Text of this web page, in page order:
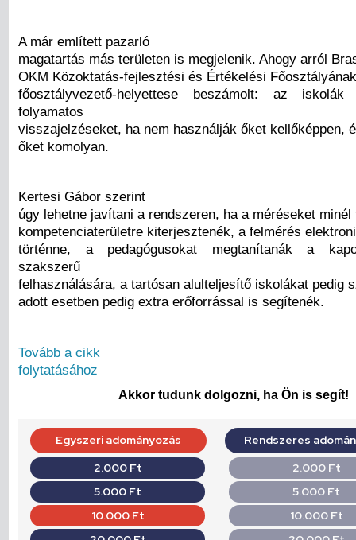
A már említett pazarló
magatartás más területen is megjelenik. Ahogy arról
OKM Közoktatás-fejlesztési és Értékelési Főosztályának
főosztályvezető-helyettese beszámolt: az
folyamatos
visszajelzéseket, ha nem használják őket kellőképpen,
őket komolyan.
Kertesi Gábor szerint
úgy lehetne javítani a rendszeren, ha a méréseket minél
kompetenciaterületre kiterjesztenék, a felmérés
történne, a pedagógusokat megtanítanák a
szakszerű
felhasználására, a tartósan alulteljesítő iskolákat pedig
adott esetben pedig extra erőforrással is segítenék.
Tovább a cikk
folytatásához
Akkor tudunk dolgozni, ha Ön is segít!